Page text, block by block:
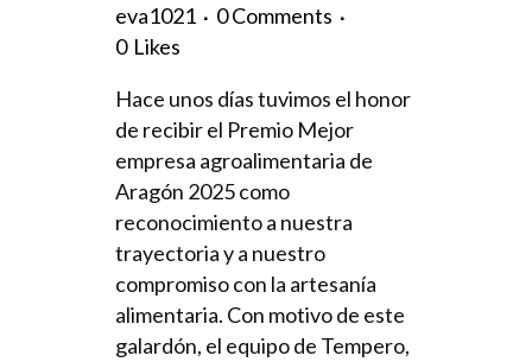
eva1021
0 Comments
0 Likes
Hace unos días tuvimos el honor
de recibir el Premio Mejor
empresa agroalimentaria de
Aragón 2025 como
reconocimiento a nuestra
trayectoria y a nuestro
compromiso con la artesanía
alimentaria. Con motivo de este
galardón, el equipo de Tempero,